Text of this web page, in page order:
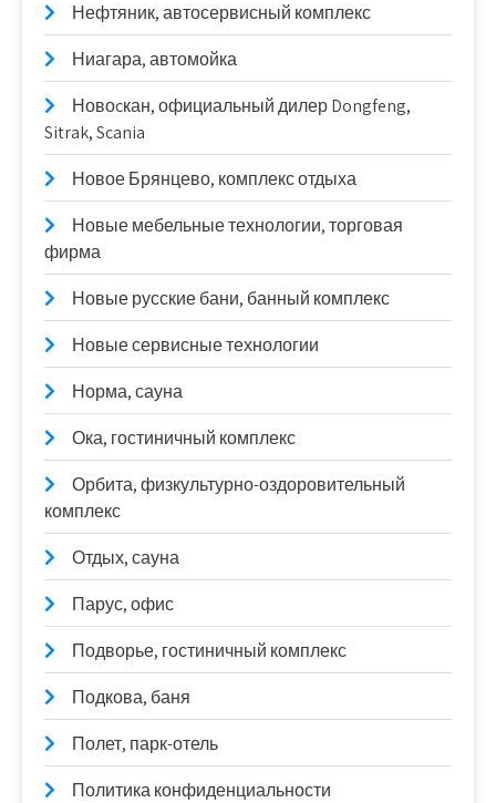
Нефтяник, автосервисный комплекс
Ниагара, автомойка
Новоcкан, официальный дилер Dongfeng,
Sitrak, Scania
Новое Брянцево, комплекс отдыха
Новые мебельные технологии, торговая
фирма
Новые русские бани, банный комплекс
Новые сервисные технологии
Норма, сауна
Ока, гостиничный комплекс
Орбита, физкультурно-оздоровительный
комплекс
Отдых, сауна
Парус, офис
Подворье, гостиничный комплекс
Подкова, баня
Полет, парк-отель
Политика конфиденциальности